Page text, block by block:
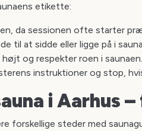
etikette:
da sessionen ofte starter
til at sidde eller ligge på i
og respekter roen i saunaen.
instruktioner og stop,
i Aarhus
forskellige steder med